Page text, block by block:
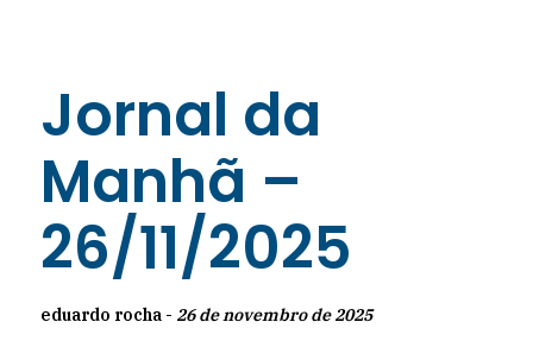
Jornal da
Manhã –
26/11/2025
eduardo rocha - 26 de novembro de 2025